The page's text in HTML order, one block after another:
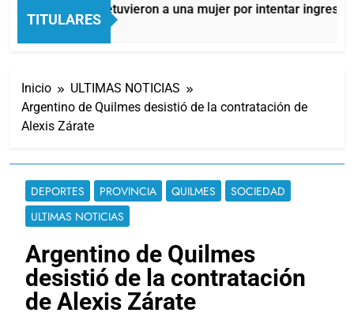
TITULARES
Quilmes: detuvieron a una mujer por intentar ingresar
11 Horas Atrás
Inicio
ULTIMAS NOTICIAS
Argentino de Quilmes desistió de la contratación de
Alexis Zárate
DEPORTES PROVINCIA QUILMES
SOCIEDAD
ULTIMAS NOTICIAS
Argentino de Quilmes
desistió de la contratación
de Alexis Zárate